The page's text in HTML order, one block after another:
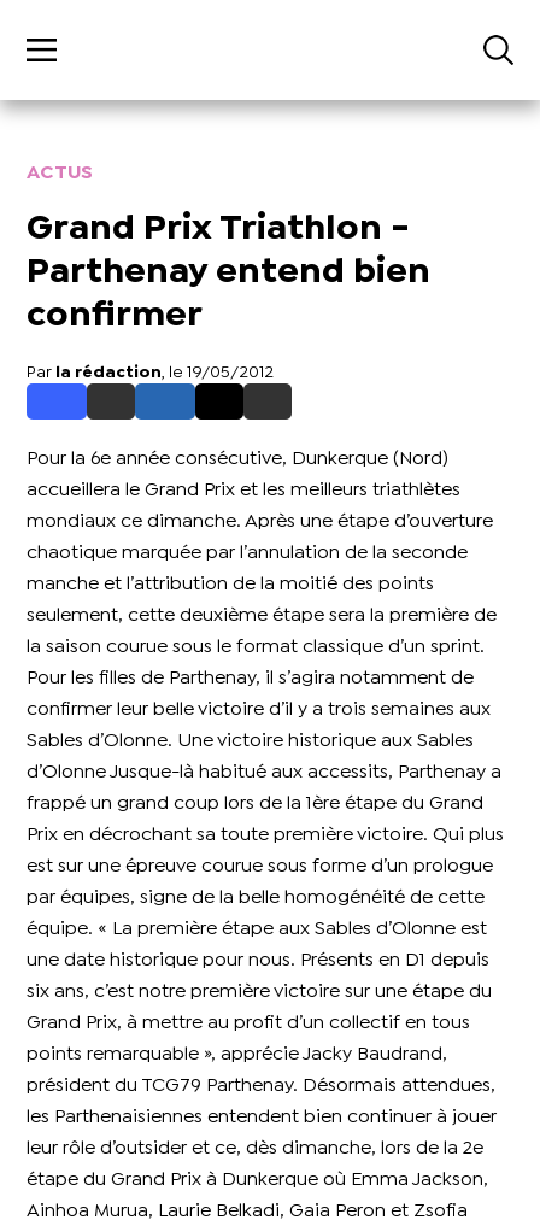
ACTUS
Grand Prix Triathlon -
Parthenay entend bien
confirmer
Par la rédaction , le 19/05/2012
Pour la 6e année consécutive, Dunkerque (Nord)
accueillera le Grand Prix et les meilleurs triathlètes
mondiaux ce dimanche. Après une étape d’ouverture
chaotique marquée par l’annulation de la seconde
manche et l’attribution de la moitié des points
seulement, cette deuxième étape sera la première de
la saison courue sous le format classique d’un sprint.
Pour les filles de Parthenay, il s’agira notamment de
confirmer leur belle victoire d’il y a trois semaines aux
Sables d’Olonne. Une victoire historique aux Sables
d’Olonne Jusque-là habitué aux accessits, Parthenay a
frappé un grand coup lors de la 1ère étape du Grand
Prix en décrochant sa toute première victoire. Qui plus
est sur une épreuve courue sous forme d’un prologue
par équipes, signe de la belle homogénéité de cette
équipe. « La première étape aux Sables d’Olonne est
une date historique pour nous. Présents en D1 depuis
six ans, c’est notre première victoire sur une étape du
Grand Prix, à mettre au profit d’un collectif en tous
points remarquable », apprécie Jacky Baudrand,
président du TCG79 Parthenay. Désormais attendues,
les Parthenaisiennes entendent bien continuer à jouer
leur rôle d’outsider et ce, dès dimanche, lors de la 2e
étape du Grand Prix à Dunkerque où Emma Jackson,
Ainhoa Murua, Laurie Belkadi, Gaia Peron et Zsofia